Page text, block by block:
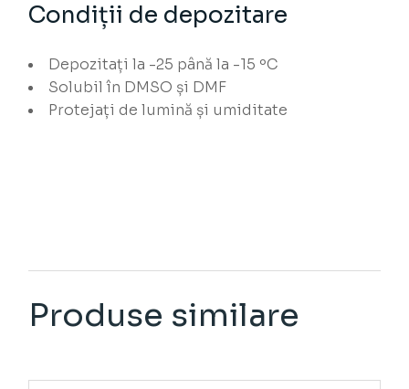
Condiții de depozitare
Depozitați la -25 până la -15 ºC
Solubil în DMSO și DMF
Protejați de lumină și umiditate
Produse similare